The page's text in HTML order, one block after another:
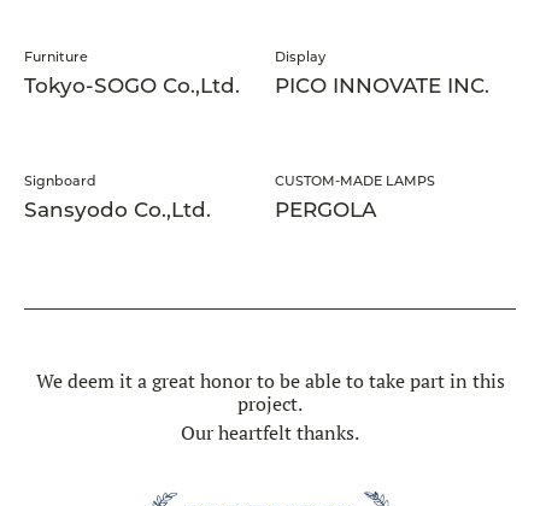
Furniture
Tokyo-SOGO Co.,Ltd.
Display
PICO INNOVATE INC.
Signboard
Sansyodo Co.,Ltd.
CUSTOM-MADE LAMPS
PERGOLA
We deem it a great honor to be able to take part in this
project.
Our heartfelt thanks.